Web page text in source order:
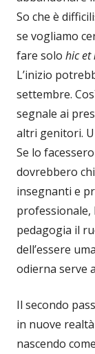
So che è
se vogliamo
fare solo hic et
L’inizio
settembre.
segnale ai
altri genitori.
Se lo
dovrebbero
insegnanti e
professionale,
pedagogia il
dell’essere
odierna serve
Il secondo
in nuove
nascendo